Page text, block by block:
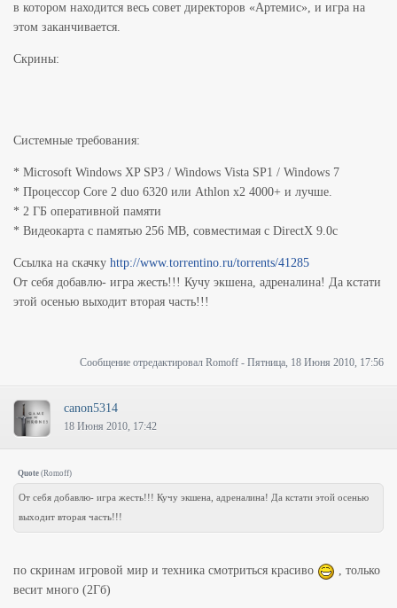
в котором находится весь совет директоров «Артемис», и игра на
этом заканчивается.
Скрины:
Системные требования:
* Microsoft Windows XP SP3 / Windows Vista SP1 / Windows 7
* Процессор Core 2 duo 6320 или Athlon x2 4000+ и лучше.
* 2 ГБ оперативной памяти
* Видеокарта с памятью 256 MB, совместимая с DirectX 9.0c
Ссылкa на скачку http://www.torrentino.ru/torrents/41285
От себя добавлю- игра жесть!!! Кучу экшена, адреналина! Да кстати
этой осенью выходит вторая часть!!!
Сообщение отредактировал Romoff - Пятница, 18 Июня 2010, 17:56
canon5314
18 Июня 2010, 17:42
Quote (Romoff)
От себя добавлю- игра жесть!!! Кучу экшена, адреналина! Да кстати этой осенью
выходит вторая часть!!!
по скринам игровой мир и техника смотриться красиво
, только
весит много (2Гб)